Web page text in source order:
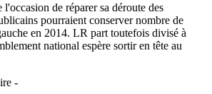
de réparer sa déroute des
pourraient conserver nombre de
en 2014. LR part toutefois divisé à
national espère sortir en tête au
-